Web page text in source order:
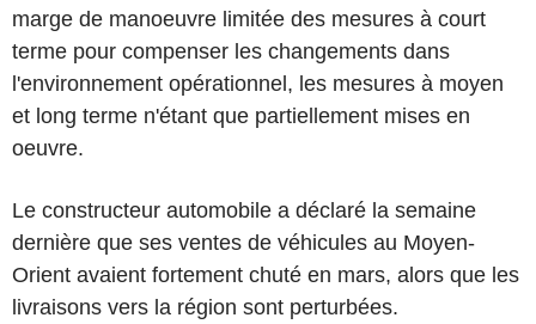
marge de manoeuvre limitée des mesures à court
terme pour compenser les changements dans
l'environnement opérationnel, les mesures à moyen
et long terme n'étant que partiellement mises en
oeuvre.
Le constructeur automobile a déclaré la semaine
dernière que ses ventes de véhicules au Moyen-
Orient avaient fortement chuté en mars, alors que les
livraisons vers la région sont perturbées.